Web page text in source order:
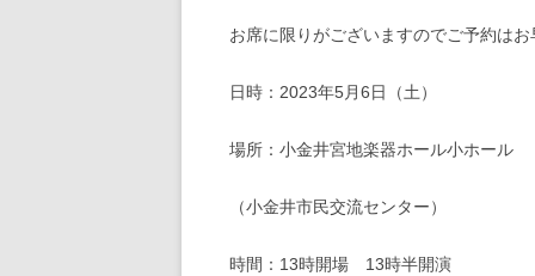
お席に限りがございますのでご予約は
日時：2023年5月6日（土）
場所：小金井宮地楽器ホール小ホール
（小金井市民交流センター）
時間：13時開場 13時半開演